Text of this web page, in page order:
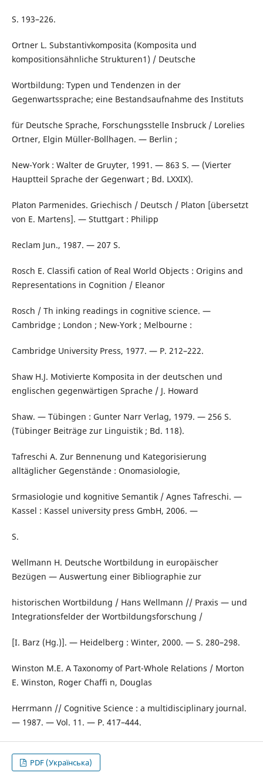
S. 193–226.
Ortner L. Substantivkomposita (Komposita und
kompositionsähnliche Strukturen1) / Deutsche
Wortbildung: Typen und Tendenzen in der
Gegenwartssprache; eine Bestandsaufnahme des Instituts
für Deutsche Sprache, Forschungsstelle Insbruck / Lorelies
Ortner, Elgin Müller-Bollhagen. — Berlin ;
New-York : Walter de Gruyter, 1991. — 863 S. — (Vierter
Hauptteil Sprache der Gegenwart ; Bd. LXXIX).
Platon Parmenides. Griechisch / Deutsch / Platon [übersetzt
von E. Martens]. — Stuttgart : Philipp
Reclam Jun., 1987. — 207 S.
Rosch E. Classifi cation of Real World Objects : Origins and
Representations in Cognition / Eleanor
Rosch / Th inking readings in cognitive science. —
Cambridge ; London ; New-York ; Melbourne :
Cambridge University Press, 1977. — P. 212–222.
Shaw H.J. Motivierte Komposita in der deutschen und
englischen gegenwärtigen Sprache / J. Howard
Shaw. — Tübingen : Gunter Narr Verlag, 1979. — 256 S.
(Tübinger Beiträge zur Linguistik ; Bd. 118).
Tafreschi A. Zur Bennenung und Kategorisierung
alltäglicher Gegenstände : Onomasiologie,
Srmasiologie und kognitive Semantik / Agnes Tafreschi. —
Kassel : Kassel university press GmbH, 2006. —
S.
Wellmann H. Deutsche Wortbildung in europäischer
Bezügen — Auswertung einer Bibliographie zur
historischen Wortbildung / Hans Wellmann // Praxis — und
Integrationsfelder der Wortbildungsforschung /
[I. Barz (Hg.)]. — Heidelberg : Winter, 2000. — S. 280–298.
Winston M.E. A Taxonomy of Part-Whole Relations / Morton
E. Winston, Roger Chaffi n, Douglas
Herrmann // Cognitive Science : a multidisciplinary journal.
— 1987. — Vol. 11. — P. 417–444.
PDF (Українська)